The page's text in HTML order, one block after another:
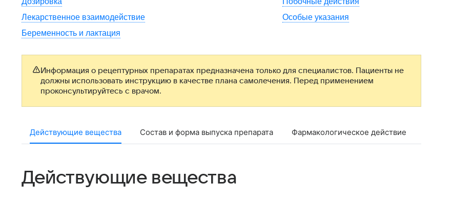
Лекарственное взаимодействие
Особые указания
Беременность и лактация
Информация о рецептурных препаратах предназначена только для специалистов. Пациенты не
должны использовать инструкцию в качестве плана самолечения. Перед применением
проконсультируйтесь с врачом.
Действующие вещества Состав и форма выпуска препарата Фармакологическое действие
Действующие вещества